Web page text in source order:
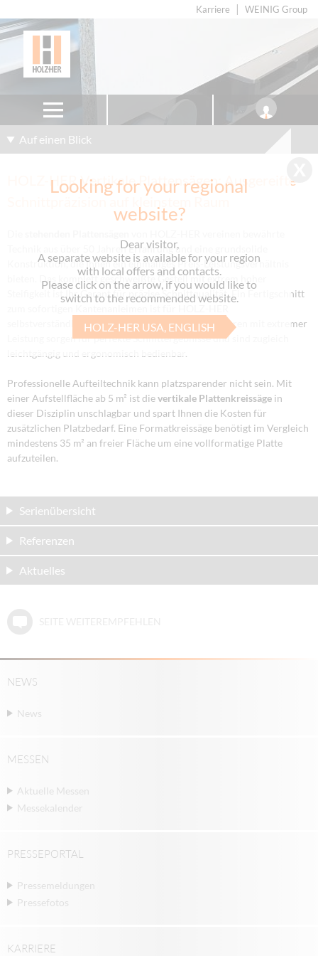
Karriere WEINIG Group
Looking for your regional
website?
Dear visitor,
A separate website is available for your region
with local offers and contacts.
Please click on the arrow, if you would like to
switch to the recommended website.
HOLZ-HER USA, ENGLISH
Auf einen Blick
HOLZ-HER Vertikale Plattensägen: Ausgereifte
Schnittpräzision auf kleinstem Raum
Technik aus über 50 Jahren Erfahrung und eine grundsolide
Konstruktion, die Ihnen ein einmaliges Preis-Leistungsverhältnis
bieten. Das komplett geschweißte Gestell mit extrem hoher
Steifigkeit ist Ihr Garant für präzise Schnittqualität. Ein Fertigschnitt
selbstverständlich. Die durchzugsstarken Sägemotoren mit extremer
Leistung sorgen für perfekte Schnittergebnisse und sind zugleich
Professionelle Aufteiltechnik kann platzsparender nicht sein. Mit
einer Aufstellfläche ab 5 m² ist dievertikale Plattenkreissäge in
dieser Disziplin unschlagbar und spart Ihnen die Kosten für
zusätzlichen Platzbedarf. Eine Formatkreissäge benötigt im Vergleich
mindestens 35 m² an freier Fläche um eine vollformatige Platte
aufzuteilen.
Serienübersicht
Referenzen
Aktuelles
NEWS
News
MESSEN
Aktuelle Messen
Messekalender
PRESSEPORTAL
Pressemeldungen
Pressefotos
KARRIERE